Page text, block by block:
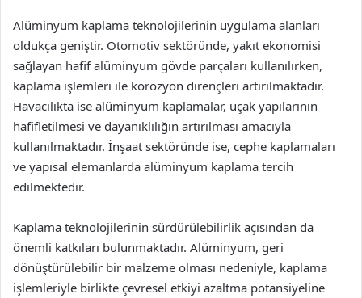
Alüminyum kaplama teknolojilerinin uygulama alanları
oldukça geniştir. Otomotiv sektöründe, yakıt ekonomisi
sağlayan hafif alüminyum gövde parçaları kullanılırken,
kaplama işlemleri ile korozyon dirençleri artırılmaktadır.
Havacılıkta ise alüminyum kaplamalar, uçak yapılarının
hafifletilmesi ve dayanıklılığın artırılması amacıyla
kullanılmaktadır. İnşaat sektöründe ise, cephe kaplamaları
ve yapısal elemanlarda alüminyum kaplama tercih
edilmektedir.
Kaplama teknolojilerinin sürdürülebilirlik açısından da
önemli katkıları bulunmaktadır. Alüminyum, geri
dönüştürülebilir bir malzeme olması nedeniyle, kaplama
işlemleriyle birlikte çevresel etkiyi azaltma potansiyeline